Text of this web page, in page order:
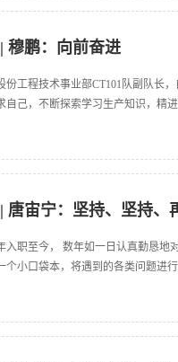
穆鹏：向前奋进
份工程技术事业部CT101队副队长
自己，不断探索学习生产知识，精
唐宙宁：坚持、坚持、
入职至今， 数年如一日认真勤恳
个小口袋本，将遇到的各类问题进